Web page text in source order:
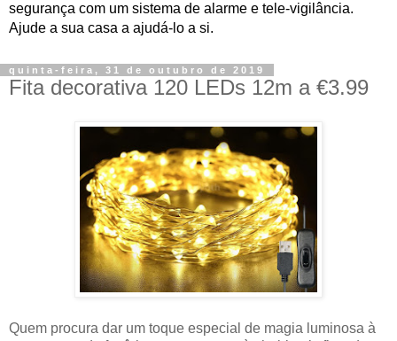
segurança com um sistema de alarme e tele-vigilância.
Ajude a sua casa a ajudá-lo a si.
quinta-feira, 31 de outubro de 2019
Fita decorativa 120 LEDs 12m a €3.99
Quem procura dar um toque especial de magia luminosa à